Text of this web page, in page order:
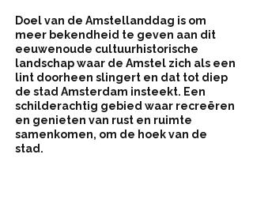
Doel van de Amstellanddag is om
meer bekendheid te geven aan dit
eeuwenoude cultuurhistorische
landschap waar de Amstel zich als een
lint doorheen slingert en dat tot diep
de stad Amsterdam insteekt. Een
schilderachtig gebied waar recreëren
en genieten van rust en ruimte
samenkomen, om de hoek van de
stad.